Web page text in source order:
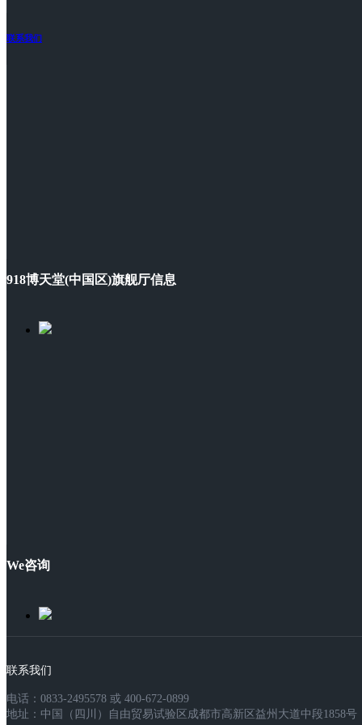
联系我们
918博天堂(中国区)旗舰厅信息
We咨询
联系我们
电话：0833-2495578 或 400-672-0899
地址：中国（四川）自由贸易试验区成都市高新区益州大道中段1858号